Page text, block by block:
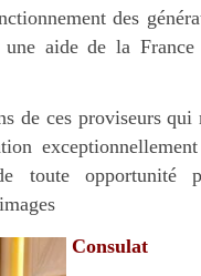
des
aide de la
de ces proviseurs
toute opportunité
Consulat